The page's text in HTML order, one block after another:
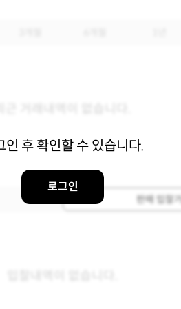
인 후 확인할 수 있습니다.
로그인
판매 입찰가